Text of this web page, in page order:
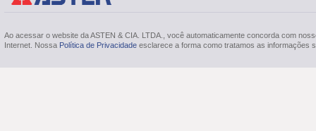
Ao acessar o website da ASTEN & CIA. LTDA., você automaticamente concorda com
Internet. Nossa Política de Privacidade esclarece a forma como tratamos as informações